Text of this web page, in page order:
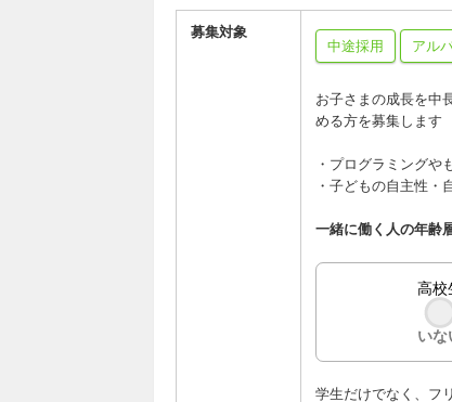
募集対象
中途採用
アル
お子さまの成長を中
める方を募集します
・プログラミングや
・子どもの自主性・
一緒に働く人の年齢
高校
いな
学生だけでなく、フ